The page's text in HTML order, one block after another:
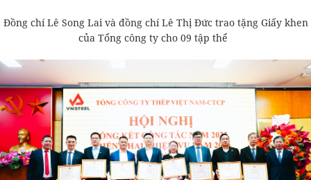
Đồng chí Lê Song Lai và đồng chí Lê Thị Đức trao tặng Giấy khen
của Tổng công ty cho 09 tập thể